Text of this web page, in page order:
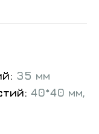
35 мм
40*40 мм,